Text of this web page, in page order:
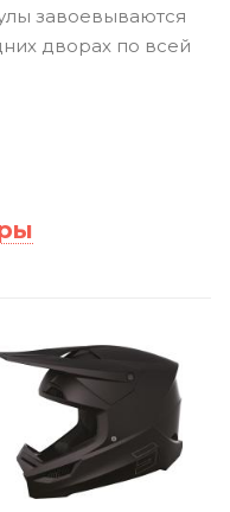
завоевываются
дворах по всей